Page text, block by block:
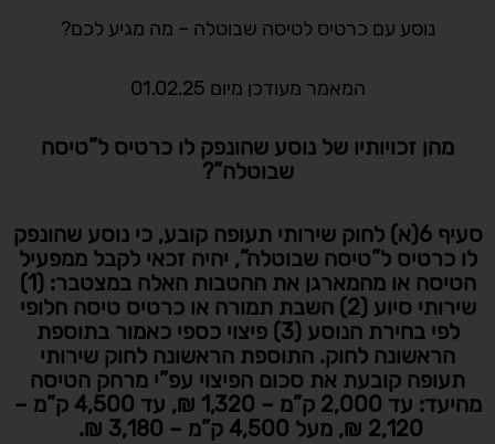
נוסע עם כרטיס לטיסה שבוטלה – מה מגיע לכם?
המאמר מעודכן מיום 01.02.25
מהן זכויותיו של נוסע שהונפק לו כרטיס ל”טיסה
שבוטלה”?
סעיף 6(א) לחוק שירותי תעופה קובע, כי נוסע שהונפק
לו כרטיס ל”טיסה שבוטלה”, יהיה זכאי לקבל ממפעיל
הטיסה או מהמארגן את ההטבות האלה במצטבר: (1)
שירותי סיוע (2) השבת תמורה או כרטיס טיסה חלופי
לפי בחירת הנוסע (3) פיצוי כספי כאמור בתוספת
הראשונה לחוק. התוספת הראשונה לחוק שירותי
תעופה קובעת את סכום הפיצוי עפ”י מרחק הטיסה
מהיעד: עד 2,000 ק”מ – 1,320 ₪, עד 4,500 ק”מ –
2,120 ₪, מעל 4,500 ק”מ – 3,180 ₪.